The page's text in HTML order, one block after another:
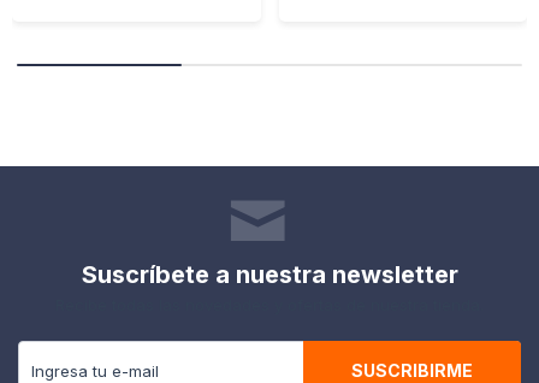
Suscríbete a nuestra newsletter
SUSCRIBIRME